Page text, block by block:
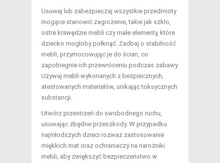
Usuwaj lub zabezpieczaj wszystkie przedmioty
mogące stanowić zagrożenie, takie jak szkło,
ostre krawędzie mebli czy małe elementy, które
dziecko mogłoby połknąć. Zadbaj o stabilność
mebli, przymocowując je do ścian, co
zapobiegnie ich przewróceniu podczas zabawy.
Używaj mebli wykonanych z bezpiecznych,
atestowanych materiałów, unikając toksycznych
substancji.
Utwórz przestrzeń do swobodnego ruchu,
usuwając zbędne przeszkody. W przypadku
najmłodszych dzieci rozważ zastosowanie
miękkich mat oraz ochraniaczy na narożniki
mebli, aby zwiększyć bezpieczeństwo w